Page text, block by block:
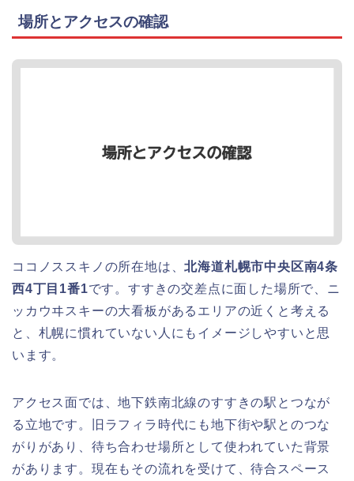
場所とアクセスの確認
ココノススキノの所在地は、北海道札幌市中央区南4条
西4丁目1番1です。すすきの交差点に面した場所で、ニ
ッカウヰスキーの大看板があるエリアの近くと考える
と、札幌に慣れていない人にもイメージしやすいと思
います。
アクセス面では、地下鉄南北線のすすきの駅とつなが
る立地です。旧ラフィラ時代にも地下街や駅とのつな
がりがあり、待ち合わせ場所として使われていた背景
があります。現在もその流れを受けて、待合スペース